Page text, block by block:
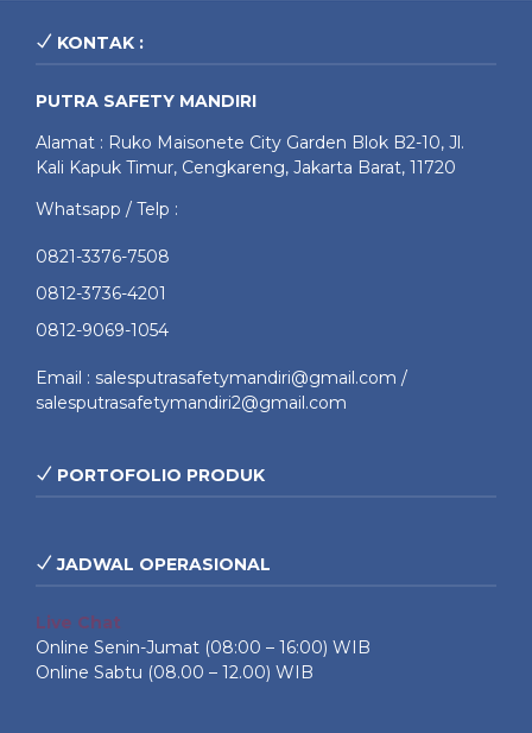
KONTAK :
PUTRA SAFETY MANDIRI
Alamat : Ruko Maisonete City Garden Blok B2-10, Jl.
Kali Kapuk Timur, Cengkareng, Jakarta Barat, 11720
Whatsapp / Telp :
0821-3376-7508
0812-3736-4201
0812-9069-1054
Email : salesputrasafetymandiri@gmail.com /
salesputrasafetymandiri2@gmail.com
PORTOFOLIO PRODUK
JADWAL OPERASIONAL
Live Chat
Online Senin-Jumat (08:00 – 16:00) WIB
Online Sabtu (08.00 – 12.00) WIB